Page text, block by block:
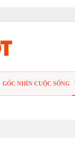
GÓC NHÌN CUỘC SỐNG